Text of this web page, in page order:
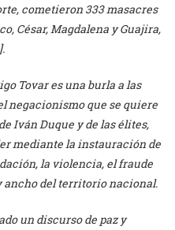
cometieron 333 masacres
César, Magdalena y Guajira,
].
Tovar es una burla a las
negacionismo que se quiere
Iván Duque y de las élites,
mediante la instauración de
la violencia, el fraude
ancho del territorio nacional.
un discurso de paz y